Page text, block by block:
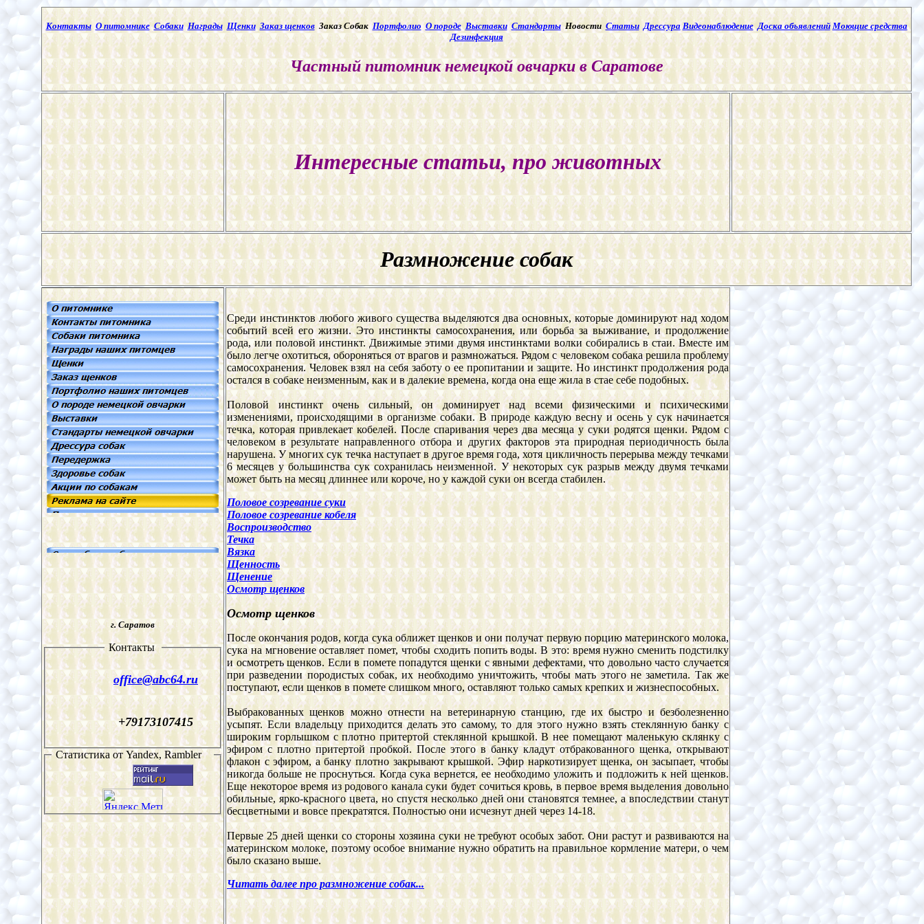
Контакты О питомнике Собаки Награды Щенки Заказ щенковЗаказ Собак Портфолио О породе Выставки СтандартыНовости Статьи Дрессура Видеонаблюдение Доска объявлений Моющие средства
Дезинфекция
Частный питомник немецкой овчарки в Саратове
Интересные статьи, про животных
Размножение собак
г. Саратов
Контакты
office@abc64.ru
+79173107415
Статистика отYandex, Rambler
Среди инстинктов любого живого существа выделяются два основных, которые доминируют над ходом
событий всей его жизни. Это инстинкты самосохранения, или борьба за выживание, и продолжение
рода, или половой инстинкт. Движимые этими двумя инстинктами волки собирались в стаи. Вместе им
было легче охотиться, обороняться от врагов и размножаться. Рядом с человеком собака решила проблему
самосохранения. Человек взял на себя заботу о ее пропитании и защите. Но инстинкт продолжения рода
остался в собаке неизменным, как и в далекие времена, когда она еще жила в стае себе подобных.
Половой инстинкт очень сильный, он доминирует над всеми физическими и психическими
изменениями, происходящими в организме собаки. В природе каждую весну и осень у сук начинается
течка, которая привлекает кобелей. После спаривания через два месяца у суки родятся щенки. Рядом с
человеком в результате направленного отбора и других факторов эта природная периодичность была
нарушена. У многих сук течка наступает в другое время года, хотя цикличность перерыва между течками
6 месяцев у большинства сук сохранилась неизменной. У некоторых сук разрыв между двумя течками
может быть на месяц длиннее или короче, но у каждой суки он всегда стабилен.
Половое созревание суки
Половое созревание кобеля
Воспроизводство
Течка
Вязка
Щенность
Щенение
Осмотр щенков
Осмотр щенков
После окончания родов, когда сука оближет щенков и они получат первую порцию материнского молока,
сука на мгновение оставляет помет, чтобы сходить попить воды. В это: время нужно сменить подстилку
и осмотреть щенков. Если в помете попадутся щенки с явными дефектами, что довольно часто случается
при разведении породистых собак, их необходимо уничтожить, чтобы мать этого не заметила. Так же
поступают, если щенков в помете слишком много, оставляют только самых крепких и жизнеспособных.
Выбракованных щенков можно отнести на ветеринарную станцию, где их быстро и безболезненно
усыпят. Если владельцу приходится делать это самому, то для этого нужно взять стеклянную банку с
широким горлышком с плотно притертой стеклянной крышкой. В нее помещают маленькую склянку с
эфиром с плотно притертой пробкой. После этого в банку кладут отбракованного щенка, открывают
флакон с эфиром, а банку плотно закрывают крышкой. Эфир наркотизирует щенка, он засыпает, чтобы
никогда больше не проснуться. Когда сука вернется, ее необходимо уложить и подложить к ней щенков.
Еще некоторое время из родового канала суки будет сочиться кровь, в первое время выделения довольно
обильные, ярко-красного цвета, но спустя несколько дней они становятся темнее, а впоследствии станут
бесцветными и вовсе прекратятся. Полностью они исчезнут дней через 14-18.
Первые 25 дней щенки со стороны хозяина суки не требуют особых забот. Они растут и развиваются на
материнском молоке, поэтому особое внимание нужно обратить на правильное кормление матери, о чем
было сказано выше.
Читать далее про размножение собак...